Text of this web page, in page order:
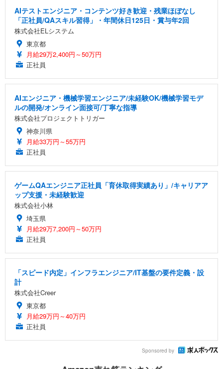
AIテストエンジニア・コンテンツ好き歓迎・残業ほぼなし
「正社員/QAスキル習得」・年間休日125日・賞与年2回
株式会社ELシステム
東京都
月給29万2,400円～50万円
正社員
AIエンジニア・機械学習エンジニア/未経験OK/機械学習モデ
ルの開発/オンライン面接可/丁寧な指導
株式会社プロジェクトトリガー
神奈川県
月給33万円～55万円
正社員
ゲームQAエンジニア正社員「育休取得実績あり」/キャリアア
ップ支援・未経験歓迎
株式会社小林
埼玉県
月給29万7,200円～50万円
正社員
「スピード内定」インフラエンジニア/IT基盤の要件定義・設
計
株式会社Creer
東京都
月給29万円～40万円
正社員
Sponsored by